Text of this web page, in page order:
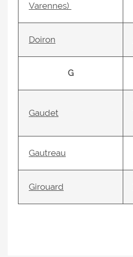
Varennes)
Doiron
G
Gaudet
Gautreau
Girouard